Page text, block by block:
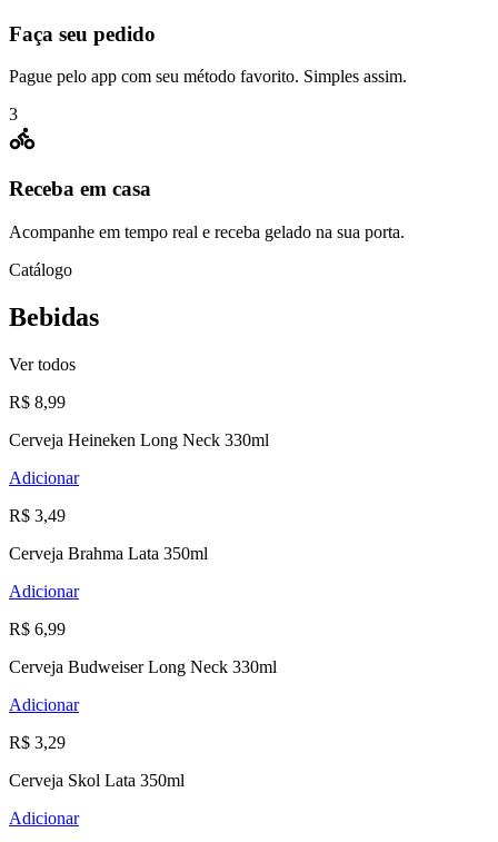
Faça seu pedido
Pague pelo app com seu método favorito. Simples assim.
3
Receba em casa
Acompanhe em tempo real e receba gelado na sua porta.
Catálogo
Bebidas
Ver todos
R$ 8,99
Cerveja Heineken Long Neck 330ml
Adicionar
R$ 3,49
Cerveja Brahma Lata 350ml
Adicionar
R$ 6,99
Cerveja Budweiser Long Neck 330ml
Adicionar
R$ 3,29
Cerveja Skol Lata 350ml
Adicionar